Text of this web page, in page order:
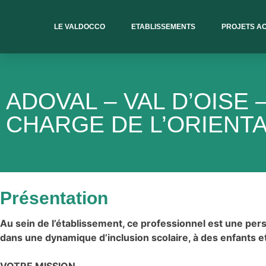
LE VALDOCCO ETABLISSEMENTS PROJETS
ADOVAL – VAL D’OISE
CHARGE DE
Présentation
Au sein de l’établissement, ce professionnel est une
dans une dynamique d’inclusion scolaire, à des enfants